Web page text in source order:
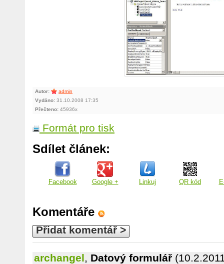
Autor:
admin
Vydáno: 31.10.2008 17:35
Přečteno: 45936x
Formát pro tisk
Sdílet článek:
Facebook Google + Linkuj QR kód
Komentáře
Přidat komentář >
archangel, Datový formulář